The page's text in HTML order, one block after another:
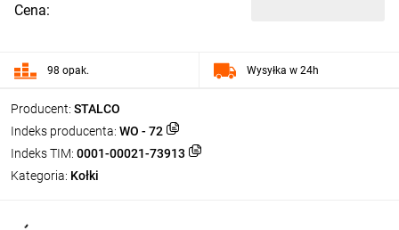
Producent: STALCO
Indeks producenta: WO - 72
Indeks TIM: 0001-00021-73913
Kategoria: Kołki
Cena:
98 opak. Wysyłka w 24h